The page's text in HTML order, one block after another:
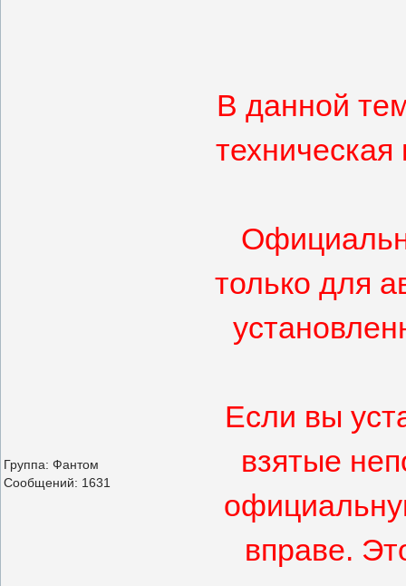
Группа: Фантом
Сообщений: 1631
В данной
только для
Если вы
взятые
вправе.